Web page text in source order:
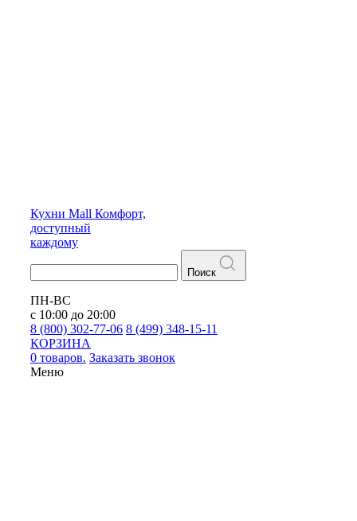
Кухни Mall Комфорт,
доступный
каждому
Поиск
ПН-ВС
с 10:00 до 20:00
8 (800) 302-77-06 8 (499) 348-15-11
КОРЗИНА
0 товаров. Заказать звонок
Меню